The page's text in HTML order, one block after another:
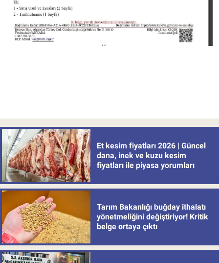
Et kesim fiyatları 2026 | Güncel
dana, inek ve kuzu kesim
fiyatları ile piyasa yorumları
Tarım Bakanlığı buğday ithalatı
yönetmeliğini değiştiriyor! Kritik
belge ortaya çıktı